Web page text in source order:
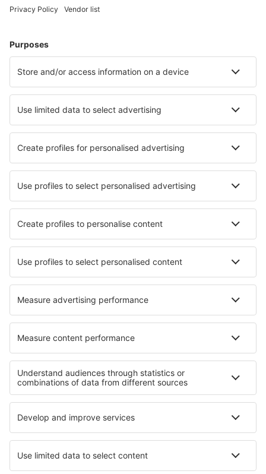
Kuljetukset
Lue lisää
Lentoyhtiöt
FlexFlight
Lufthansa
Wizz Air
Norwegian
KLM
SAS
Turkish Airlines
Air Baltic
Tietoa eSkysta
Sopimusehdot
Omat varaukset
Tietosuojakäytäntö
Tuki ja yhteystiedot
Yksityisyys